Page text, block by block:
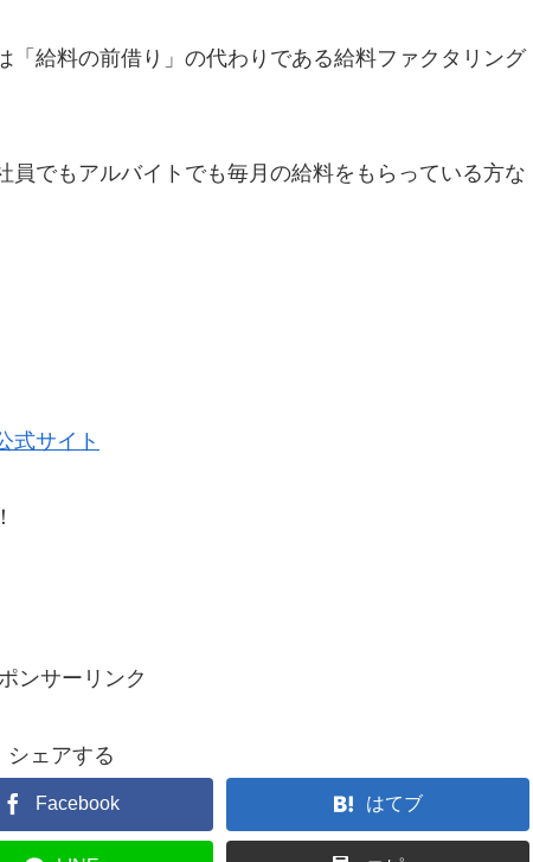
「給料の前借り」の代わりである給料ファクタリング
員でもアルバイトでも毎月の給料をもらっている方な
式サイト
ンサーリンク
シェアする
Facebook はてブ